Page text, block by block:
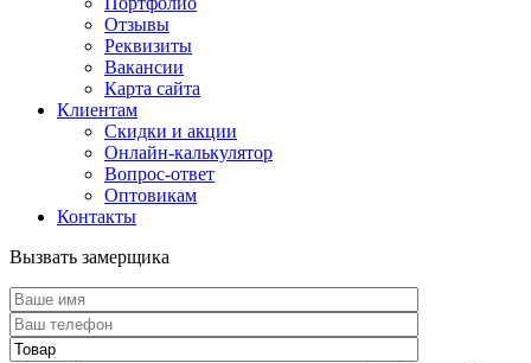
Отзывы
Реквизиты
Вакансии
Карта сайта
Клиентам
Скидки и акции
Онлайн-калькулятор
Вопрос-ответ
Оптовикам
Контакты
Вызвать замерщика